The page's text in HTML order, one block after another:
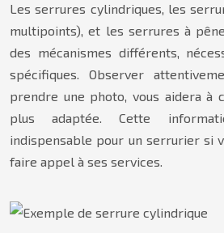
Les serrures cylindriques, les
multipoints), et les serrures à
des mécanismes différents,
spécifiques. Observer
prendre une photo, vous aidera à
plus adaptée. Cette
indispensable pour un serrurier si
faire appel à ses services.